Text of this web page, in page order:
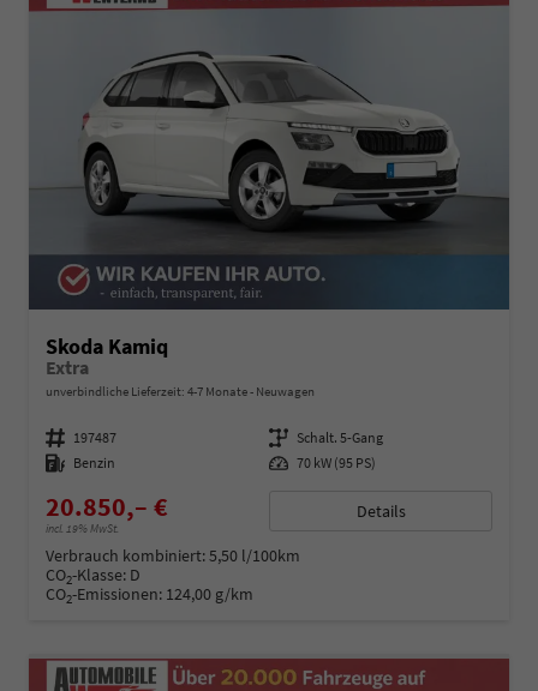
Skoda Kamiq
Extra
unverbindliche Lieferzeit: 4-7 Monate Neuwagen
Fahrzeugnummer 197487 Getriebe Schalt. 5-Gang
Kraftstoff Benzin Leistung 70 kW (95 PS)
20.850,– €
incl. 19% MwSt.
Details
Verbrauch kombiniert:5,50 l/100km
CO2-Klasse: D
CO2-Emissionen: 124,00 g/km